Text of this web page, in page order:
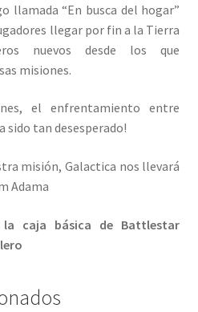
llamada “En busca del hogar”
llegar por fin a la Tierra
nuevos desde los que
misiones.
el enfrentamiento entre
sido tan desesperado!
misión, Galactica nos llevará
Adama
caja básica de Battlestar